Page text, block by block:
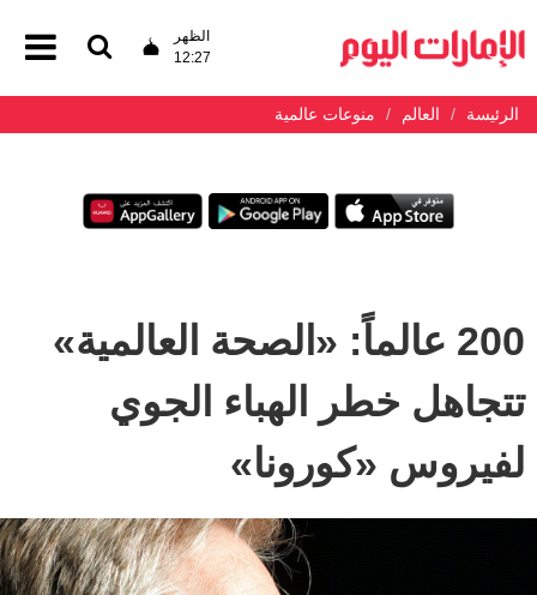
الظهر
12:27
الرئيسة العالم منوعات عالمية
200 عالماً: «الصحة العالمية»
تتجاهل خطر الهباء الجوي
لفيروس «كورونا»